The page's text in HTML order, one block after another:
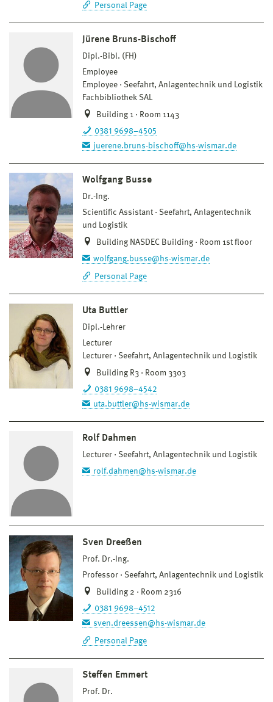
Personal Page
Jürene Bruns-Bischoff
Dipl.-Bibl. (FH)
Employee
Employee
Seefahrt, Anlagentechnik und Logistik
Fachbibliothek SAL
Building 1 · Room 1143
0381 9698–4505
juerene.bruns-bischoff@hs-wismar.de
Wolfgang Busse
Dr.-Ing.
Scientific Assistant
Seefahrt, Anlagentechnik
und Logistik
Building NASDEC Building · Room 1st floor
wolfgang.busse@hs-wismar.de
Personal Page
Uta Buttler
Dipl.-Lehrer
Lecturer
Lecturer
Seefahrt, Anlagentechnik und Logistik
Building R3 · Room 3303
0381 9698–4542
uta.buttler@hs-wismar.de
Rolf Dahmen
Lecturer
Seefahrt, Anlagentechnik und Logistik
rolf.dahmen@hs-wismar.de
Sven Dreeßen
Prof. Dr.-Ing.
Professor
Seefahrt, Anlagentechnik und Logistik
Building 2 · Room 2316
0381 9698–4512
sven.dreessen@hs-wismar.de
Personal Page
Steffen Emmert
Prof. Dr.